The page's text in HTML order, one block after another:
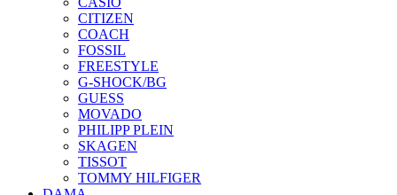
CITIZEN
COACH
FOSSIL
FREESTYLE
G-SHOCK/BG
GUESS
MOVADO
PHILIPP PLEIN
SKAGEN
TISSOT
TOMMY HILFIGER